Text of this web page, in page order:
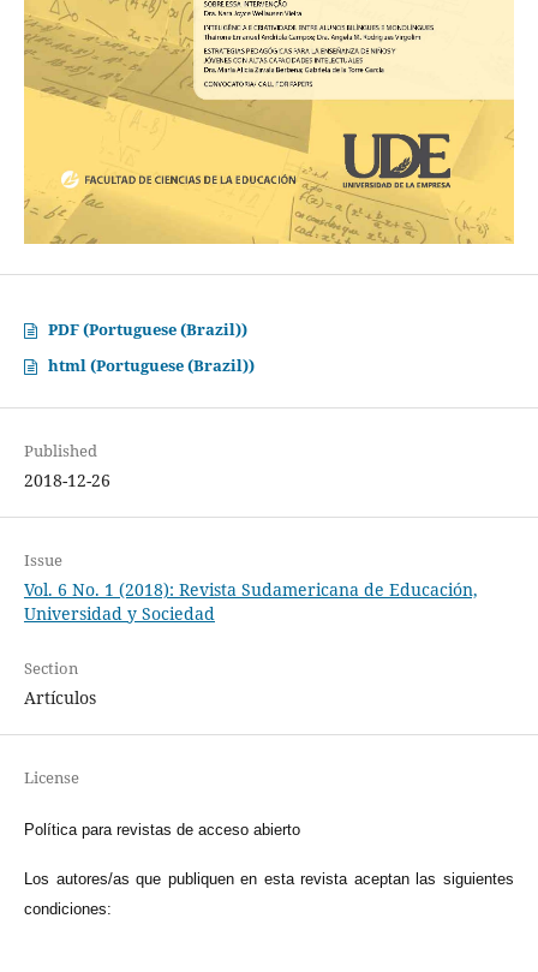
PDF (Portuguese (Brazil))
html (Portuguese (Brazil))
Published
2018-12-26
Issue
Vol. 6 No. 1 (2018): Revista Sudamericana de Educación,
Universidad y Sociedad
Section
Artículos
License
Política para revistas de acceso abierto
Los autores/as que publiquen en esta revista aceptan las siguientes
condiciones: